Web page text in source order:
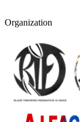
Organization